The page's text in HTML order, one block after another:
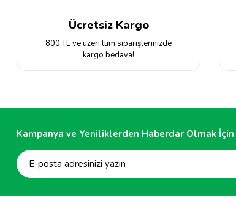
Ücretsiz Kargo
800 TL ve üzeri tüm siparişlerinizde
kargo bedava!
Kampanya ve Yeniliklerden Haberdar Olmak